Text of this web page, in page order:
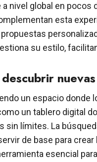
global en pocos
esta
su estilo,
un espacio donde
un tablero digital
límites. La
de base para
esencial